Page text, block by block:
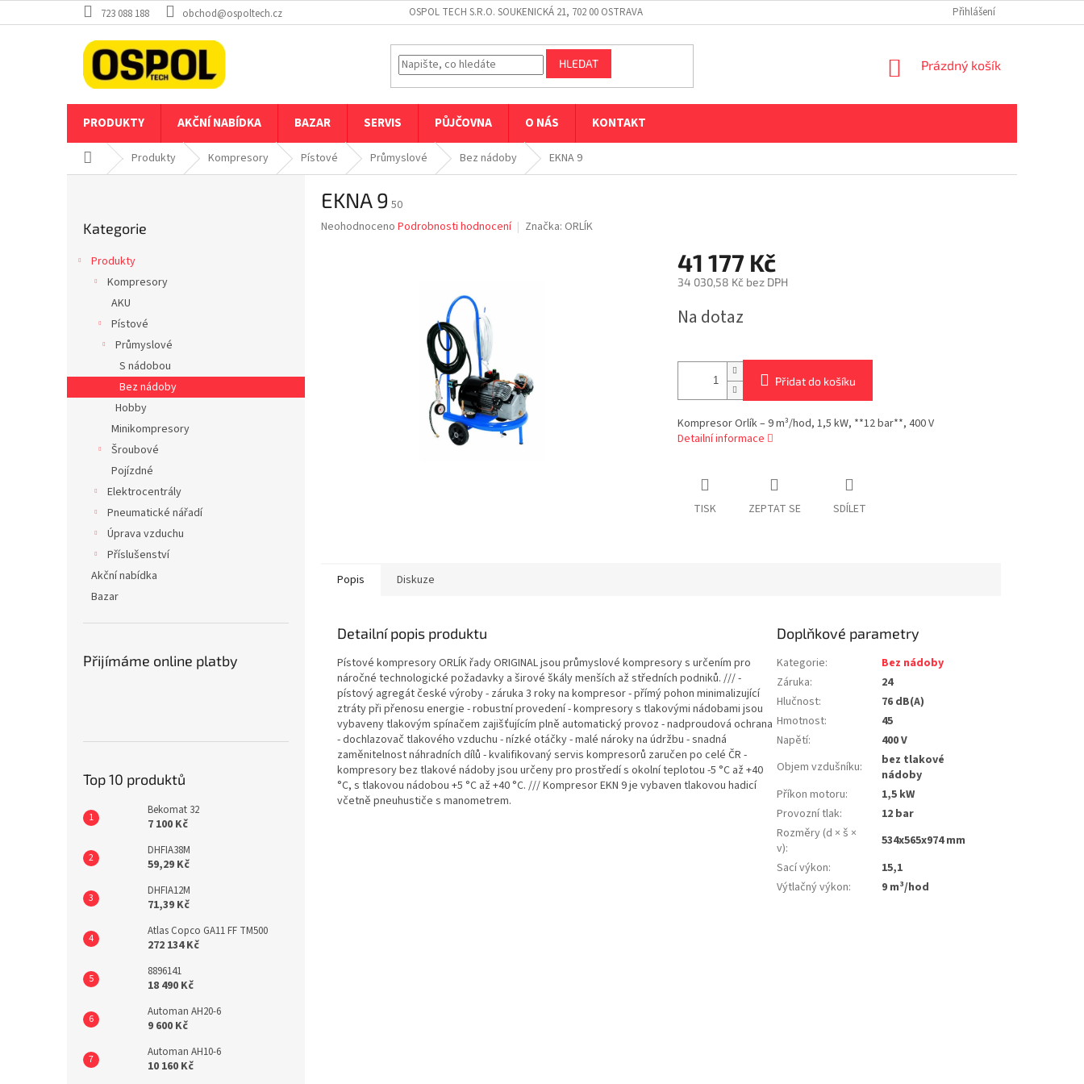
na
723 088 188 obchod@ospoltech.cz OSPOL TECH S.R.O. SOUKENICKÁ 21, 702 00 OSTRAVA Přihlášení
HLEDAT
NÁKUPNÍ
Prázdný košík
PRODUKTY AKČNÍ NABÍDKA BAZAR SERVIS PŮJČOVNA O NÁS KONTAKT
Domů Produkty Kompresory Pístové Průmyslové Bez nádoby EKNA 9
n
e
kategorie
Kategorie
Produkty
Kompresory
AKU
Pístové
Průmyslové
S nádobou
Bez nádoby
Hobby
Minikompresory
Šroubové
Pojízdné
Elektrocentrály
Pneumatické nářadí
Úprava vzduchu
Příslušenství
Akční nabídka
Bazar
Přijímáme online platby
Top 10 produktů
Bekomat 32
7 100 Kč
DHFIA38M
59,29 Kč
DHFIA12M
71,39 Kč
Atlas Copco GA11 FF TM500
272 134 Kč
8896141
18 490 Kč
Automan AH20-6
9 600 Kč
Automan AH10-6
10 160 Kč
EKNA 9 50
Průměrné
Neohodnoceno Podrobnosti hodnocení Značka: ORLÍK
41 177 Kč
34 030,58 Kč bez DPH
cena:
Na dotaz
Přidat do košíku
Kompresor Orlík – 9 m³/hod, 1,5 kW, **12 bar**, 400 V
Detailní informace
TISK ZEPTAT SE SDÍLET
Popis Diskuze
Detailní popis produktu
Pístové kompresory ORLÍK řady ORIGINAL jsou průmyslové kompresory s určením pro
náročné technologické požadavky a širové škály menších až středních podniků. /// -
pístový agregát české výroby - záruka 3 roky na kompresor - přímý pohon minimalizující
ztráty při přenosu energie - robustní provedení - kompresory s tlakovými nádobami jsou
vybaveny tlakovým spínačem zajišťujícím plně automatický provoz - nadproudová ochrana
- dochlazovač tlakového vzduchu - nízké otáčky - malé nároky na údržbu - snadná
zaměnitelnost náhradních dílů - kvalifikovaný servis kompresorů zaručen po celé ČR -
kompresory bez tlakové nádoby jsou určeny pro prostředí s okolní teplotou -5 °C až +40
°C, s tlakovou nádobou +5 °C až +40 °C. /// Kompresor EKN 9 je vybaven tlakovou hadicí
včetně pneuhustiče s manometrem.
Doplňkové parametry
Kategorie:
Bez nádoby
Záruka:
24
Hlučnost:
76 dB(A)
Hmotnost:
45
Napětí:
400 V
Objem vzdušníku:
bez tlakové
nádoby
Příkon motoru:
1,5 kW
Provozní tlak:
12 bar
Rozměry (d × š ×
v):
534x565x974 mm
Sací výkon:
15,1
Výtlačný výkon: 9 m³/hod